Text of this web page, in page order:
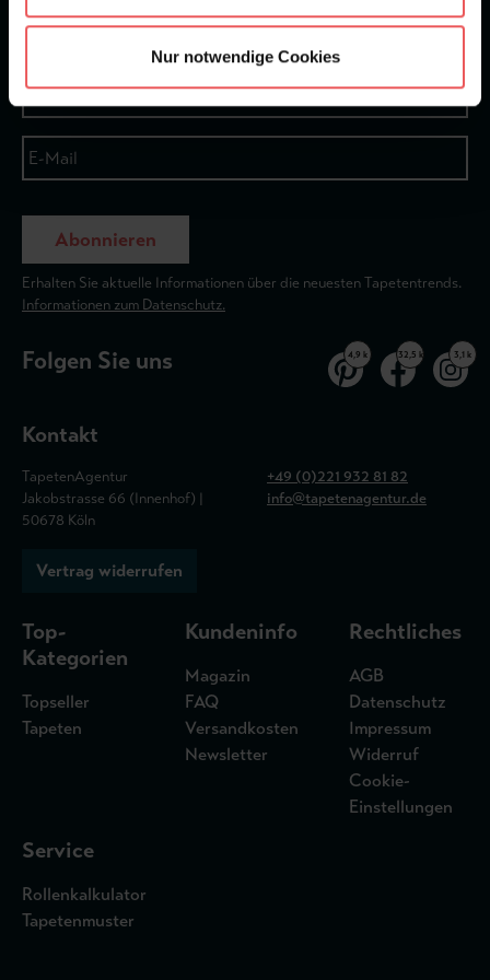
Nur notwendige Cookies
Newsletter
Abonnieren
Erhalten Sie aktuelle Informationen über die neuesten Tapetentrends.
Informationen zum Datenschutz.
Folgen Sie uns 4,9 k 32,5 k 3,1 k
Kontakt
TapetenAgentur
Jakobstrasse 66 (Innenhof) |
50678 Köln
+49 (0)221 932 81 82
info@tapetenagentur.de
Vertrag widerrufen
Top-
Kategorien
Topseller
Tapeten
Kundeninfo
Magazin
FAQ
Versandkosten
Newsletter
Rechtliches
AGB
Datenschutz
Impressum
Widerruf
Cookie-
Einstellungen
Service
Rollenkalkulator
Tapetenmuster